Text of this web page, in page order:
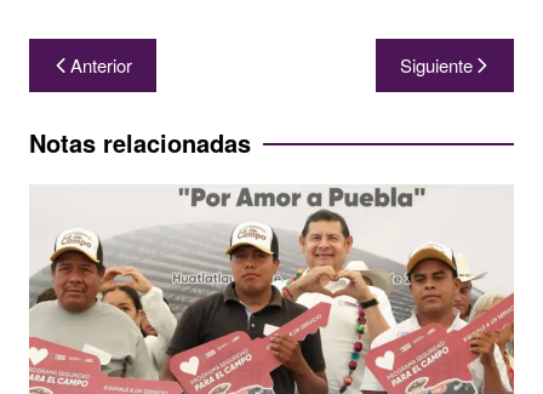
Navegación
de
entradas
Anterior Siguiente
Notas relacionadas